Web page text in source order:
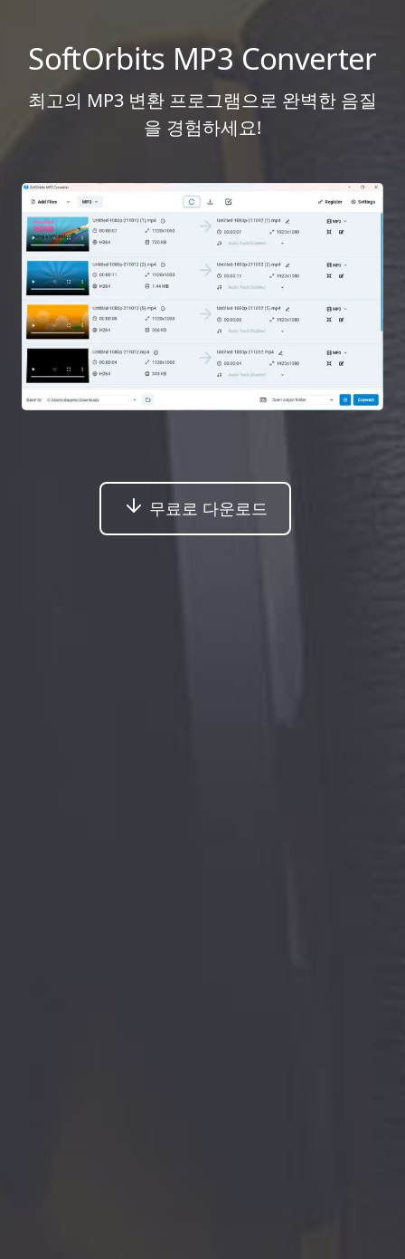
SoftOrbits MP3 Converter
최고의 MP3 변환 프로그램으로 완벽한 음질
을 경험하세요!
무료로 다운로드